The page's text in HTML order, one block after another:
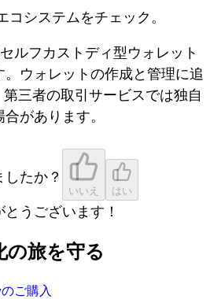
コシステムをチェック 。
ルフカストディ型ウォレット
ウォレットの作成と管理に追
三者の取引サービスでは独自
があります。
たか？
いいえ はい
うございます！
の旅を守る
ご購入